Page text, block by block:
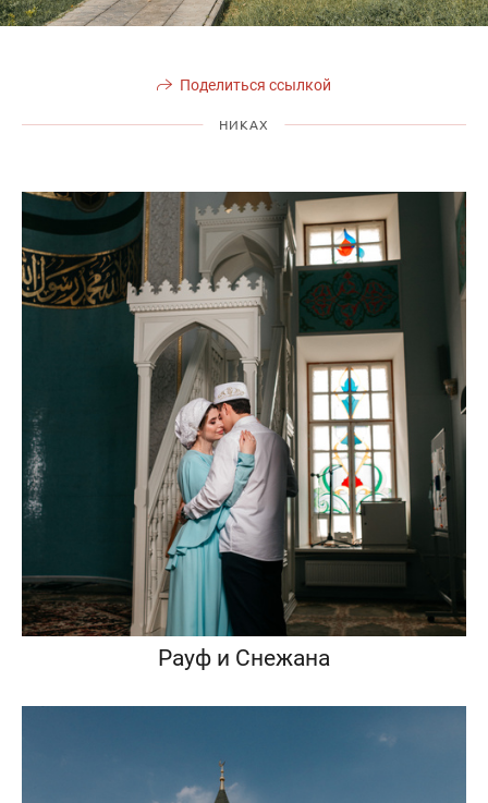
Поделиться ссылкой
НИКАХ
Рауф и Снежана